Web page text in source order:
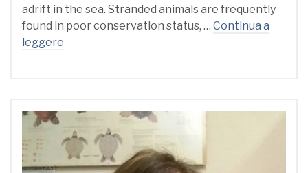
adrift in the sea. Stranded animals are frequently
found in poor conservation status, … Continua a
leggere